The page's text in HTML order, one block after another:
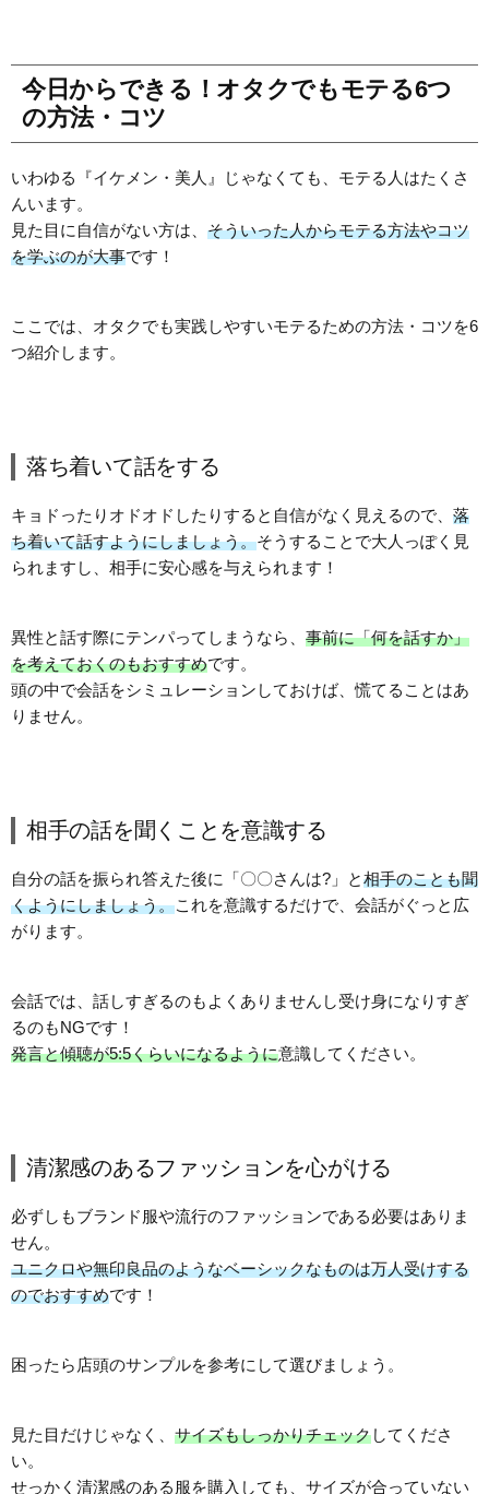
今日からできる！オタクでもモテる6つ
の方法・コツ
いわゆる『イケメン・美人』じゃなくても、モテる人はたくさ
んいます。
見た目に自信がない方は、 そういった人からモテる方法やコツ
を学ぶのが大事です！
ここでは、オタクでも実践しやすいモテるための方法・コツを6
つ紹介します。
落ち着いて話をする
キョドったりオドオドしたりすると自信がなく見えるので、 落
ち着いて話すようにしましょう。そうすることで大人っぽく見
られますし、相手に安心感を与えられます！
異性と話す際にテンパってしまうなら、 事前に「何を話すか」
を考えておくのもおすすめです。
頭の中で会話をシミュレーションしておけば、慌てることはあ
りません。
相手の話を聞くことを意識する
自分の話を振られ答えた後に「〇〇さんは?」と相手のことも聞
くようにしましょう。これを意識するだけで、会話がぐっと広
がります。
会話では、話しすぎるのもよくありませんし受け身になりすぎ
るのもNGです！
発言と傾聴が5:5くらいになるように意識してください。
清潔感のあるファッションを心がける
必ずしもブランド服や流行のファッションである必要はありま
せん。
ユニクロや無印良品のようなベーシックなものは万人受けする
のでおすすめです！
困ったら店頭のサンプルを参考にして選びましょう。
見た目だけじゃなく、 サイズもしっかりチェックしてくださ
い。
せっかく清潔感のある服を購入しても、サイズが合っていない